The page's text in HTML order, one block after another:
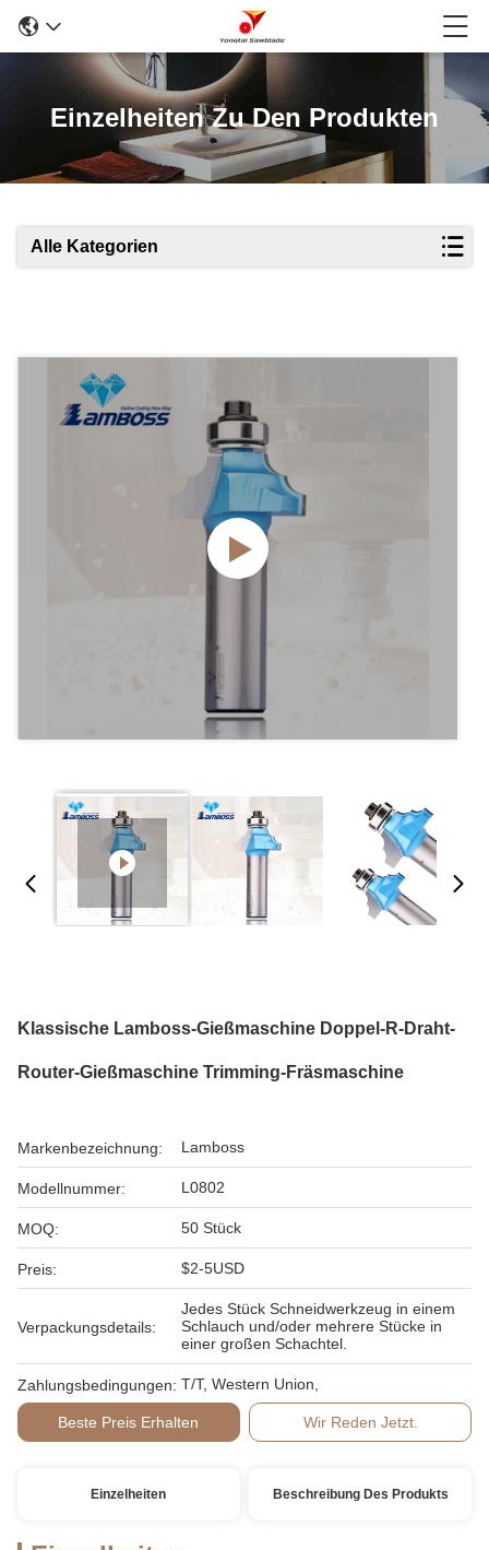
Einzelheiten Zu Den Produkten
Alle Kategorien
Klassische Lamboss-Gießmaschine Doppel-R-Draht-
Router-Gießmaschine Trimming-Fräsmaschine
Markenbezeichnung: Lamboss
Modellnummer: L0802
MOQ: 50 Stück
Preis: $2-5USD
Verpackungsdetails:
Jedes Stück Schneidwerkzeug in einem
Schlauch und/oder mehrere Stücke in
einer großen Schachtel.
Zahlungsbedingungen: T/T, Western Union,
Beste Preis Erhalten Wir Reden Jetzt.
Einzelheiten Beschreibung Des Produkts